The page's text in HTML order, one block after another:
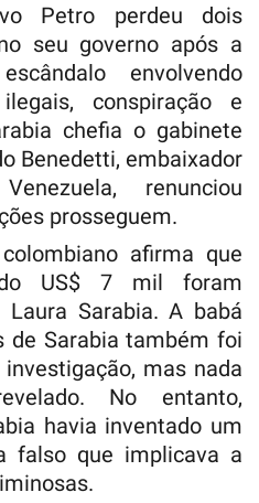
Petro perdeu dois
seu governo após a
envolvendo
conspiração e
chefia o gabinete
Benedetti, embaixador
renunciou
prosseguem.
afirma que
US$ 7 mil foram
Sarabia. A babá
de Sarabia também foi
mas nada
No entanto,
havia inventado um
falso que implicava a